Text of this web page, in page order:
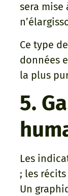
sera mise
Ce type
données
la plus
5.
Les
; les
Un